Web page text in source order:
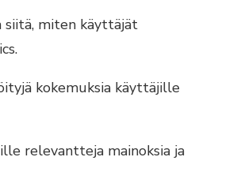
siitä, miten käyttäjät
kokemuksia käyttäjille
relevantteja mainoksia ja